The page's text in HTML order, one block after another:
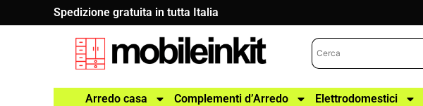
Spedizione gratuita in tutta Italia
Arredo casa Complementi d’Arredo Elettrodomestici